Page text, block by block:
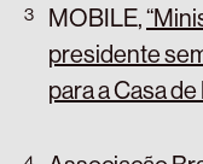
MOBILE,
presidente
para a Casa